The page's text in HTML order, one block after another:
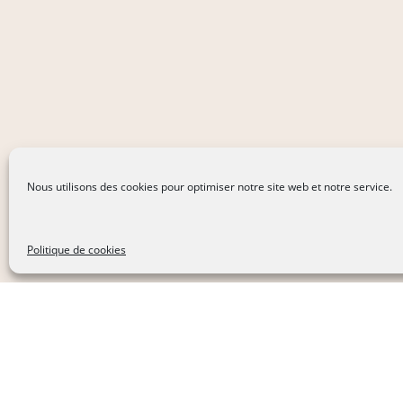
Nous utilisons des cookies pour optimiser notre site web et notre service.
Politique de cookies